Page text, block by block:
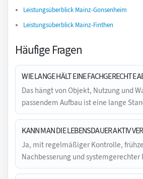
Leistungsüberblick Mainz-Gonsenheim
Leistungsüberblick Mainz-Finthen
Häufige Fragen
WIE LANGE HÄLT EINE FACHGERECHTE
Das hängt von Objekt, Nutzung und
passendem Aufbau ist eine lange
KANN MAN DIE LEBENSDAUER AKTIV
Ja, mit regelmäßiger Kontrolle,
Nachbesserung und systemgerechter